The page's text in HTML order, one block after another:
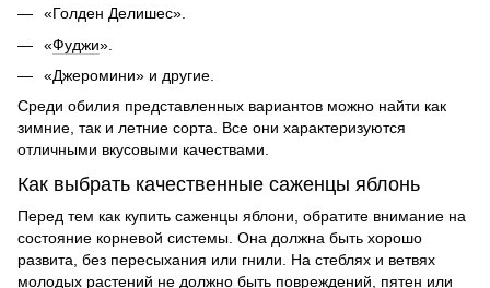
«Голден Делишес».
«Фуджи».
«Джеромини» и другие.
Среди обилия представленных вариантов можно найти как
зимние, так и летние сорта. Все они характеризуются
отличными вкусовыми качествами.
Как выбрать качественные саженцы яблонь
Перед тем как купить саженцы яблони, обратите внимание на
состояние корневой системы. Она должна быть хорошо
развита, без пересыхания или гнили. На стеблях и ветвях
молодых растений не должно быть повреждений, пятен или